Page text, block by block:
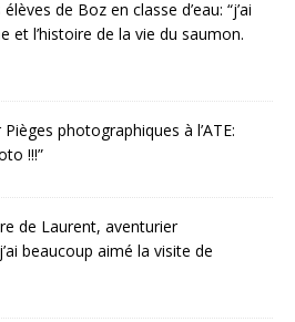
élèves de Boz en classe d’eau: “j’ai
et l’histoire de la vie du saumon.
Pièges photographiques à l’ATE:
!!!”
de Laurent, aventurier
j’ai beaucoup aimé la visite de